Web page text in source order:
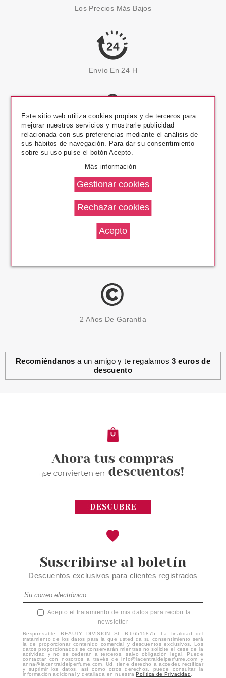
Los Precios Más Bajos
Envío En 24 H
Pago Seguro
14 Días Devolución
2 Años De Garantía
Recomiéndanos a un amigo y te regalamos3 euros de
descuento
Suscribirse al boletín
Descuentos exclusivos para clientes registrados
Acepto el tratamiento de mis datos para recibir la
newsletter
Responsable: BEAUTY DIVISION SL B-66515875. La finalidad del
tratamiento de los datos para la que usted da su consentimiento será
la de proporcionar contenido comercial y descuentos exclusivos. Los
datos proporcionados se conservarán mientras no solicite el cese de la
actividad y no se cederán a terceros, salvo obligación legal. Puede
contactar con nosotros a través de info@lacentraldelperfume.com y
anna@lacentraldelperfume.com. Ud. tiene derecho a acceder, rectificar
y suprimir los datos, así como otros derechos, puede consultar la
información adicional y detallada en nuestraPolítica de Privacidad
Este sitio web utiliza cookies propias y de terceros para
mejorar nuestros servicios y mostrarle publicidad
relacionada con sus preferencias mediante el análisis de
sus hábitos de navegación. Para dar su consentimiento
sobre su uso pulse el botón Acepto.
Más información